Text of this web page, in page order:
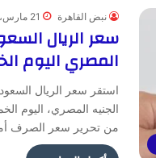
نبض القاهرة 21 مارس، 2024
سعر الريال
المصري اليوم الخميس
استقر سعر الريال
من تحرير سعر الصرف